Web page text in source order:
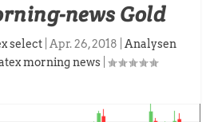
news Gold
select| Apr. 26, 2018
Analysen
morning news|